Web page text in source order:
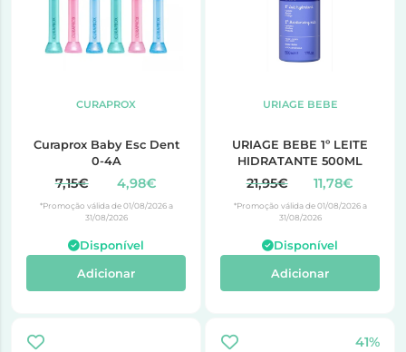
CURAPROX
Curaprox Baby Esc Dent
0-4A
7,15€ 4,98€
*Promoção válida de 01/08/2026 a
31/08/2026
Disponível
Adicionar
URIAGE BEBE
URIAGE BEBE 1º LEITE
HIDRATANTE 500ML
21,95€ 11,78€
*Promoção válida de 01/08/2026 a
31/08/2026
Disponível
Adicionar
41%